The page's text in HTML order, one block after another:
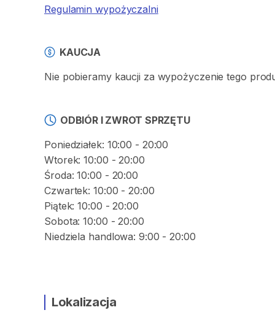
Regulamin wypożyczalni
KAUCJA
Nie pobieramy kaucji za wypożyczenie tego
ODBIÓR I ZWROT SPRZĘTU
Poniedziałek: 10:00 - 20:00
Wtorek: 10:00 - 20:00
Środa: 10:00 - 20:00
Czwartek: 10:00 - 20:00
Piątek: 10:00 - 20:00
Sobota: 10:00 - 20:00
Lokalizacja